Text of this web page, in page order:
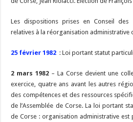
Les dispositions prises en Conseil des
relatives à la réorganisation administrative
25 février 1982 : Loi portant statut
2 mars 1982 – La Corse devient une
exercice, quatre ans avant les autres
des compétences et des ressources
de l’Assemblée de Corse. La loi portant
de Corse : organisation administrative est